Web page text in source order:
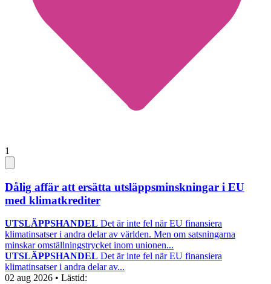
1
Dålig affär att ersätta utsläppsminskningar i EU
med klimatkrediter
UTSLÄPPSHANDEL Det är inte fel när EU finansiera
klimatinsatser i andra delar av världen. Men om satsningarna
minskar omställningstrycket inom unionen...
UTSLÄPPSHANDEL Det är inte fel när EU finansiera
klimatinsatser i andra delar av...
02 aug 2026 • Lästid: